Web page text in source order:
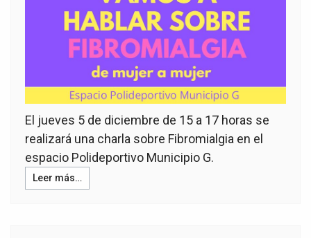
El jueves 5 de diciembre de 15 a 17 horas se
realizará una charla sobre Fibromialgia en el
espacio Polideportivo Municipio G.
Leer más…